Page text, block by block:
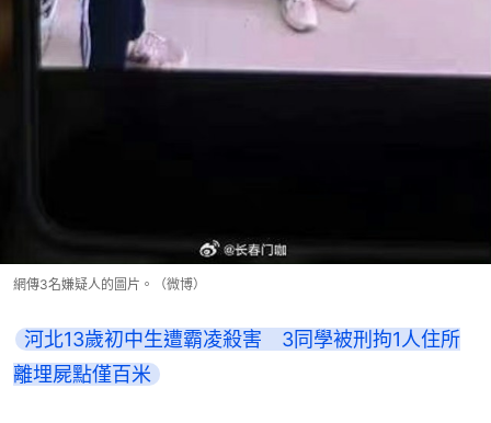
網傳3名嫌疑人的圖片。（微博）
河北13歲初中生遭霸凌殺害　3同學被刑拘1人住所
離埋屍點僅百米